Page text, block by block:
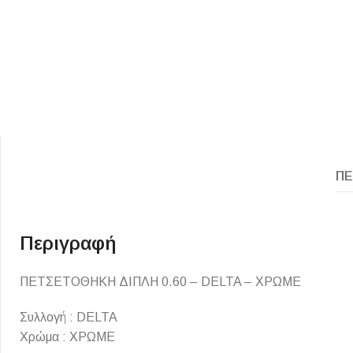
Ντεκόρ - Μπάνιου
Τοίχου - Δαπέδου Μπάνιου
Πισίνας
Μάρμαρο
Περιγραφή
ΠΕΤΣΕΤΟΘΗΚΗ ΔΙΠΛΗ 0.60 – DELTA – ΧΡΩΜΕ
Συλλογή : DELTA
Χρώμα : ΧΡΩΜΕ